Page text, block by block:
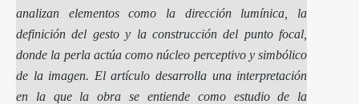
analizan elementos como la dirección lumínica, la
definición del gesto y la construcción del punto focal,
donde la perla actúa como núcleo perceptivo y simbólico
de la imagen. El artículo desarrolla una interpretación
en la que la obra se entiende como estudio de la